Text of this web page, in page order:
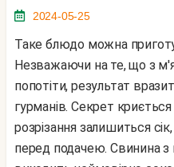
2024-05-25
Таке блюдо можна приготувати і на святковий стіл.
Незважаючи на те, що з
попотіти, результат
гурманів. Секрет криється
розрізання залишиться
перед подачею. Свинина з